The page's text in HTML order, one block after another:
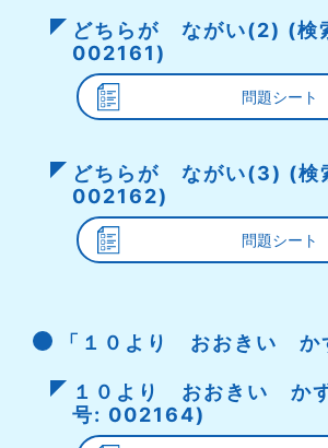
どちらが ながい(2) (検
002161)
問題シート
どちらが ながい(3) (検
002162)
問題シート
「１０より おおきい か
１０より おおきい か
号: 002164)